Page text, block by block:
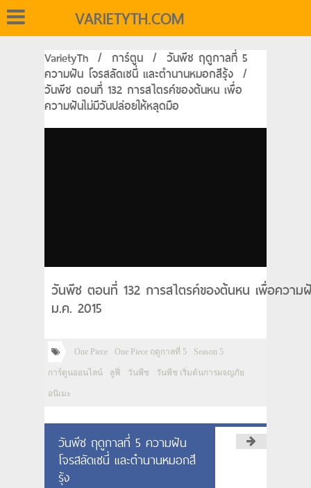
VARIETYTH.COM
VarietyTh / การ์ตูน / วันพีช ฤดูกาลที่ 5
ความฝัน โจรสลัดเซนี่ และตำนานหมอกสีรุ้ง /
วันพีช ตอนที่ 132 การสไตรค์ของต้นหน เพื่อ
ความฝันไม่มีวันปล่อยให้หลุดมือ
วันพีช ตอนที่ 132 การสไตรค์ของต้นหน เพื่อความ
ม.ค. 2015
One Piece One Piece ฤดูกาลที่ 5 Season 5
การ์ตูนออนไลน์ ลูฟี่ วันพีช วันพีช เริ่มต้นการผจญภัย
อนิเมะ
วันพีช ฤดูกาลที่ 5 ความฝัน
โจรสลัดเซนี่ และตำนานหมอกสี
รุ้ง